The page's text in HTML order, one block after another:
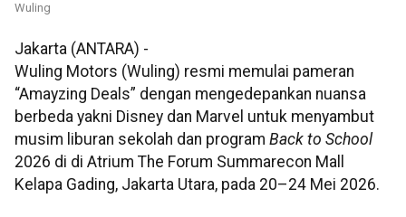
Wuling
Jakarta (ANTARA) -
Wuling Motors (Wuling) resmi memulai pameran
“Amayzing Deals” dengan mengedepankan nuansa
berbeda yakni Disney dan Marvel untuk menyambut
musim liburan sekolah dan program Back to School
2026 di di Atrium The Forum Summarecon Mall
Kelapa Gading, Jakarta Utara, pada 20–24 Mei 2026.